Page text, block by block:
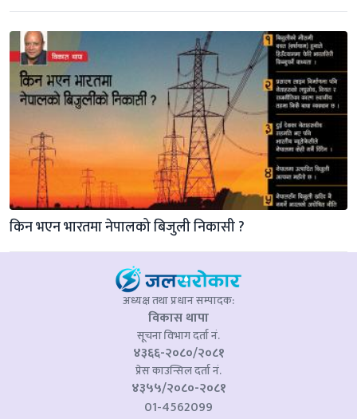
किन भएन भारतमा नेपालको बिजुली निकासी ?
अध्यक्ष तथा प्रधान सम्पादक:
विकास थापा
सूचना विभाग दर्ता नं.
४३६६-२०८०/२०८१
प्रेस काउन्सिल दर्ता नं.
४३५५/२०८०-२०८१
01-4562099